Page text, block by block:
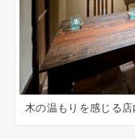
木の温もりを感じる